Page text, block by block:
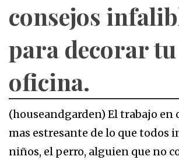
consejos
para decorar tu
oficina.
(houseandgarden) El trabajo en
mas estresante de lo que todos
niños, el perro, alguien que no